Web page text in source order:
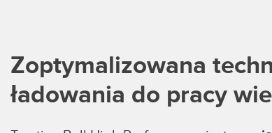
Zoptymalizowana
ładowania do pracy